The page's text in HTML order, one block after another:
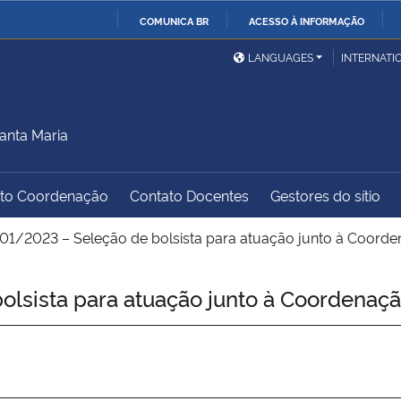
COMUNICA BR ACESSO À INFORMAÇÃO
Ministério da Defesa
Ministério das Relações
Exteriores
Ministério do
Desenvolvimento Regional
Controladoria-Geral da
Advocacia-Geral da União Banco Central do Brasil
LANGUAGES
Maria
Coordenação Contato Docentes Gestores do sítio
2023 – Seleção de bolsista para atuação junto à
para atuação junto à